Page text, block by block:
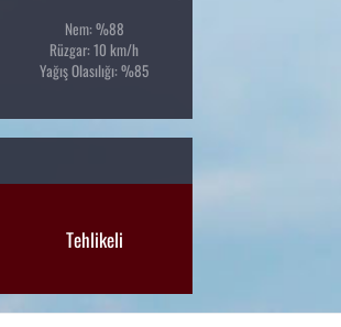
Nem: %88
Rüzgar: 10 km/h
Yağış Olasılığı: %85
Tehlikeli